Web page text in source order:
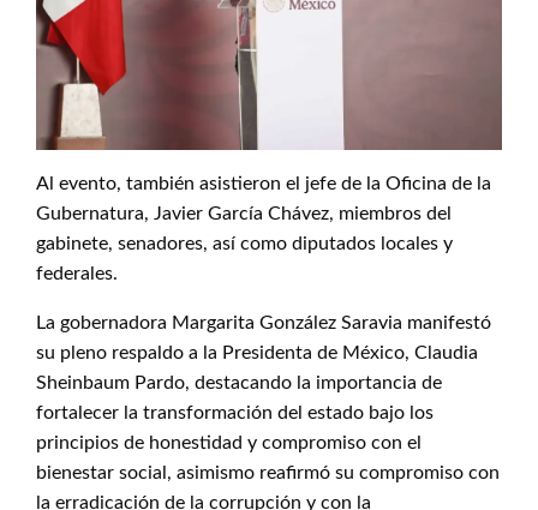
Al evento, también asistieron el jefe de la Oficina de la
Gubernatura, Javier García Chávez, miembros del
gabinete, senadores, así como diputados locales y
federales.
La gobernadora Margarita González Saravia manifestó
su pleno respaldo a la Presidenta de México, Claudia
Sheinbaum Pardo, destacando la importancia de
fortalecer la transformación del estado bajo los
principios de honestidad y compromiso con el
bienestar social, asimismo reafirmó su compromiso con
la erradicación de la corrupción y con la